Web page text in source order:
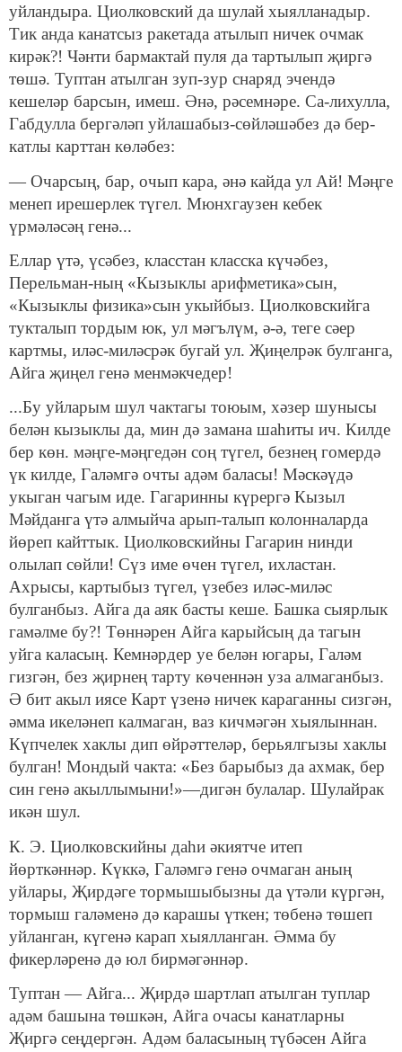
уйлан­дыра. Циолковский да шулай хыялланадыр.
Тик анда канат­сыз ракетада атылып ничек очмак
кирәк?! Чәнти бармактай пуля да тартылып җиргә
төшә. Туптан атылган зуп-зур снаряд эчендә
кешеләр барсын, имеш. Әнә, рәсемнәре. Са-лихулла,
Габдулла бергәләп уйлашабыз-сөйләшәбез дә бер­
катлы карттан көләбез:
— Очарсың, бар, очып кара, әнә кайда ул Ай! Мәңге
менеп ирешерлек түгел. Мюнхгаузен кебек
үрмәләсәң генә...
Еллар үтә, үсәбез, класстан класска күчәбез,
Перельман-ның «Кызыклы арифметика»сын,
«Кызыклы физика»сын укыйбыз. Циолковскийга
тукталып тордым юк, ул мәгълүм, ә-ә, теге сәер
картмы, иләс-миләсрәк бугай ул. Җиңелрәк булганга,
Айга җиңел генә менмәкчедер!
...Бу уйларым шул чактагы тоюым, хәзер шунысы
белән кызыклы да, мин дә замана шаһиты ич. Килде
бер көн. мәңге-мәңгедән соң түгел, безнең гомердә
үк килде, Галәм­гә очты адәм баласы! Мәскәүдә
укыган чагым иде. Гагарин­ны күрергә Кызыл
Мәйданга үтә алмыйча арып-талып ко­лонналарда
йөреп кайттык. Циолковскийны Гагарин нинди
олылап сөйли! Сүз име өчен түгел, ихластан.
Ахрысы, кар­тыбыз түгел, үзебез иләс-миләс
булганбыз. Айга да аяк басты кеше. Башка сыярлык
гамәлме бу?! Төннәрен Айга карыйсың да тагын
уйга каласың. Кемнәрдер уе белән юга­ры, Галәм
гизгән, без җирнең тарту көченнән уза алмаганбыз.
Ә бит акыл иясе Карт үзенә ничек караганны сизгән,
әмма икеләнеп калмаган, ваз кичмәгән хыялыннан.
Күпче­лек хаклы дип өйрәттеләр, берьялгызы хаклы
булган! Мон­дый чакта: «Без барыбыз да ахмак, бер
син генә акыллымы­ни!»—дигән булалар. Шулайрак
икән шул.
К. Э. Циолковскийны даһи әкиятче итеп
йөрткәннәр. Күккә, Галәмгә генә очмаган аның
уйлары, Җирдәге тор­мышыбызны да үтәли күргән,
тормыш галәменә дә карашы үткен; төбенә төшеп
уйланган, күгенә карап хыялланган. Әмма бу
фикерләренә дә юл бирмәгәннәр.
Туптан — Айга... Җирдә шартлап атылган туплар
адәм башына төшкән, Айга очасы канатларны
Җиргә сеңдергән. Адәм баласының түбәсен Айга